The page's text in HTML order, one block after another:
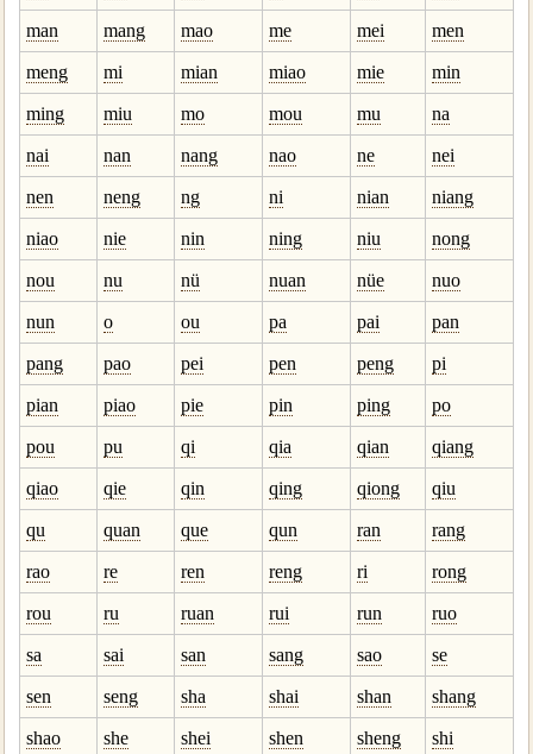
man mang mao me mei men
meng mi mian miao mie min
ming miu mo mou mu na
nai nan nang nao ne nei
nen neng ng ni nian niang
niao nie nin ning niu nong
nou nu nü nuan nüe nuo
nun o ou pa pai pan
pang pao pei pen peng pi
pian piao pie pin ping po
pou pu qi qia qian qiang
qiao qie qin qing qiong qiu
qu quan que qun ran rang
rao re ren reng ri rong
rou ru ruan rui run ruo
sa sai san sang sao se
sen seng sha shai shan shang
shao she shei shen sheng shi